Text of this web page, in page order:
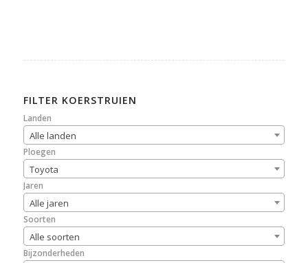
FILTER KOERSTRUIEN
Landen
Alle landen
Ploegen
Toyota
Jaren
Alle jaren
Soorten
Alle soorten
Bijzonderheden